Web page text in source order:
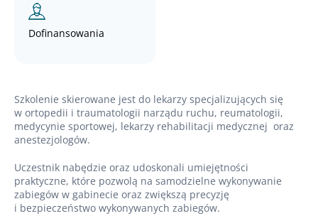
Dofinansowania
Szkolenie skierowane jest do lekarzy specjalizujących się
w ortopedii i traumatologii narządu ruchu, reumatologii,
medycynie sportowej, lekarzy rehabilitacji medycznej oraz
anestezjologów.
Uczestnik nabędzie oraz udoskonali umiejętności
praktyczne, które pozwolą na samodzielne wykonywanie
zabiegów w gabinecie oraz zwiększą precyzję
i bezpieczeństwo wykonywanych zabiegów.